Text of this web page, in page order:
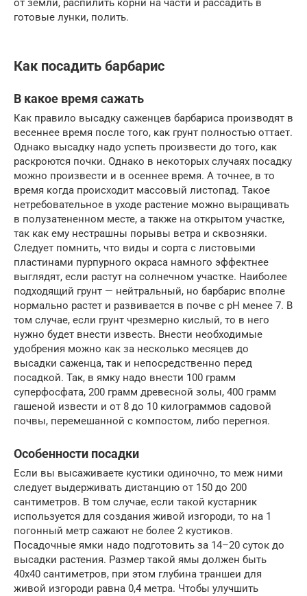
от земли, распилить корни на части и рассадить в
готовые лунки, полить.
Как посадить барбарис
В какое время сажать
Как правило высадку саженцев барбариса производят в
весеннее время после того, как грунт полностью оттает.
Однако высадку надо успеть произвести до того, как
раскроются почки. Однако в некоторых случаях посадку
можно произвести и в осеннее время. А точнее, в то
время когда происходит массовый листопад. Такое
нетребовательное в уходе растение можно выращивать
в полузатененном месте, а также на открытом участке,
так как ему нестрашны порывы ветра и сквозняки.
Следует помнить, что виды и сорта с листовыми
пластинами пурпурного окраса намного эффектнее
выглядят, если растут на солнечном участке. Наиболее
подходящий грунт — нейтральный, но барбарис вполне
нормально растет и развивается в почве с рН менее 7. В
том случае, если грунт чрезмерно кислый, то в него
нужно будет внести известь. Внести необходимые
удобрения можно как за несколько месяцев до
высадки саженца, так и непосредственно перед
посадкой. Так, в ямку надо внести 100 грамм
суперфосфата, 200 грамм древесной золы, 400 грамм
гашеной извести и от 8 до 10 килограммов садовой
почвы, перемешанной с компостом, либо перегноя.
Особенности посадки
Если вы высаживаете кустики одиночно, то меж ними
следует выдерживать дистанцию от 150 до 200
сантиметров. В том случае, если такой кустарник
используется для создания живой изгороди, то на 1
погонный метр сажают не более 2 кустиков.
Посадочные ямки надо подготовить за 14–20 суток до
высадки растения. Размер такой ямы должен быть
40х40 сантиметров, при этом глубина траншеи для
живой изгороди равна 0,4 метра. Чтобы улучшить